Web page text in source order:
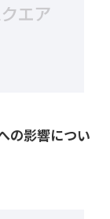
の影響につい